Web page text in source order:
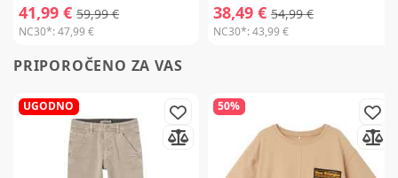
41,99 € 59,99 €
NC30*:47,99 €
38,49 € 54,99 €
NC30*:43,99 €
PRIPOROČENO ZA VAS
UGODNO 50%